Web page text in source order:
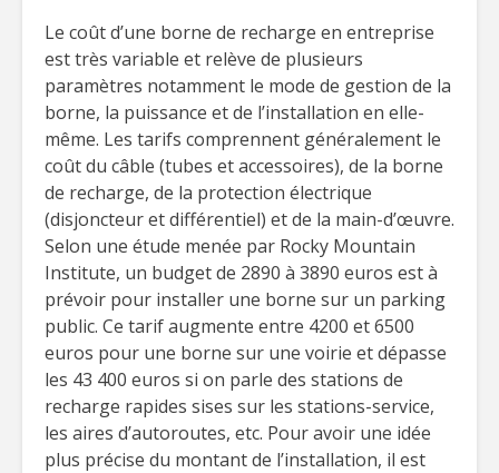
Le coût d’une borne de recharge en entreprise
est très variable et relève de plusieurs
paramètres notamment le mode de gestion de la
borne, la puissance et de l’installation en elle-
même. Les tarifs comprennent généralement le
coût du câble (tubes et accessoires), de la borne
de recharge, de la protection électrique
(disjoncteur et différentiel) et de la main-d’œuvre.
Selon une étude menée par Rocky Mountain
Institute, un budget de 2890 à 3890 euros est à
prévoir pour installer une borne sur un parking
public. Ce tarif augmente entre 4200 et 6500
euros pour une borne sur une voirie et dépasse
les 43 400 euros si on parle des stations de
recharge rapides sises sur les stations-service,
les aires d’autoroutes, etc. Pour avoir une idée
plus précise du montant de l’installation, il est